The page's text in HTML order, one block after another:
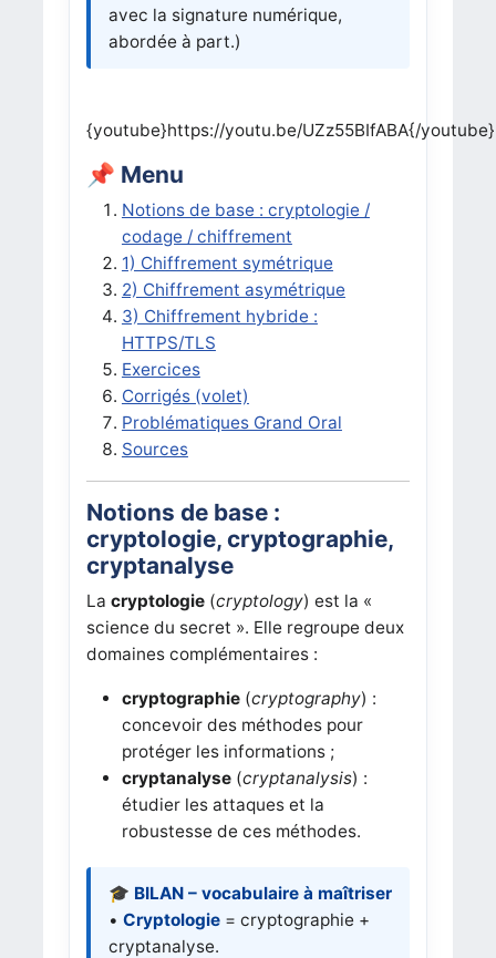
avec la signature numérique,
abordée à part.)
{youtube}https://youtu.be/UZz55BIfABA{/youtube}
📌 Menu
Notions de base : cryptologie /
codage / chiffrement
1) Chiffrement symétrique
2) Chiffrement asymétrique
3) Chiffrement hybride :
HTTPS/TLS
Exercices
Corrigés (volet)
Problématiques Grand Oral
Sources
Notions de base :
cryptologie, cryptographie,
cryptanalyse
La cryptologie(cryptology) est la «
science du secret ». Elle regroupe deux
domaines complémentaires :
cryptographie(cryptography) :
concevoir des méthodes pour
protéger les informations ;
cryptanalyse(cryptanalysis) :
étudier les attaques et la
robustesse de ces méthodes.
🎓 BILAN – vocabulaire à maîtriser
• Cryptologie= cryptographie +
cryptanalyse.